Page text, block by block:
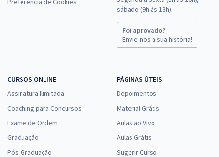
Preferência de Cookies
sábado (9h às 13h).
Foi aprovado?
Envie-nos a sua história!
CURSOS ONLINE
Assinatura Ilimitada
Coaching para Concursos
Exame de Ordem
Graduação
Pós-Graduação
PÁGINAS ÚTEIS
Depoimentos
Material Grátis
Aulas ao Vivo
Aulas Grátis
Sugerir Curso